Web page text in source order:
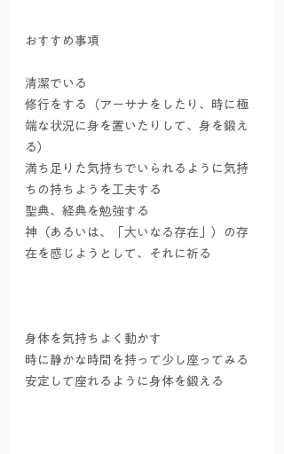
おすすめ事項
清潔でいる
修行をする（アーサナをしたり、時に極
端な状況に身を置いたりして、身を鍛え
る）
満ち足りた気持ちでいられるように気持
ちの持ちようを工夫する
聖典、経典を勉強する
神（あるいは、「大いなる存在」）の存
在を感じようとして、それに祈る
身体を気持ちよく動かす
時に静かな時間を持って少し座ってみる
安定して座れるように身体を鍛える